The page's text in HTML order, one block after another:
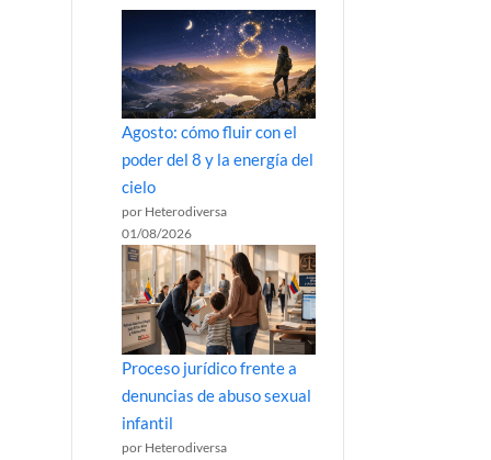
Agosto: cómo fluir con el
poder del 8 y la energía del
cielo
por Heterodiversa
01/08/2026
Proceso jurídico frente a
denuncias de abuso sexual
infantil
por Heterodiversa